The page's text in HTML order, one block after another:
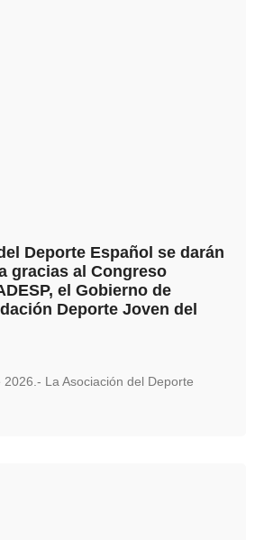
Deporte Español se darán
gracias al Congreso
el Gobierno de
Deporte Joven del
La Asociación del Deporte